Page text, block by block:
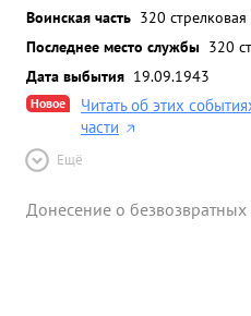
Воинская часть 320
Последнее место службы 320
Дата выбытия 19.09.1943
Новое
Читать об этих
части
Ещё
Донесение о безвозвратных